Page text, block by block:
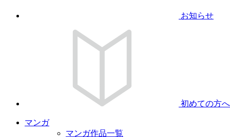
お知らせ
初めての方へ
マンガ
マンガ作品一覧